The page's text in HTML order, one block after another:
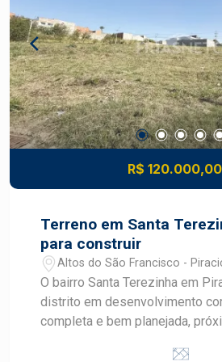
constante de comércio e
perspectiva de ganho patrimonial
proximidade de escolas,
transportes, serviços e lazer
Construa o imóvel dos seus
segurança e excelente
Construa seu futuro com quem
desenvolvimento do mercado
Piracicaba. Agende sua visita.
R$
Terreno em Santa
para construir
Altos do São Francisco -
O bairro Santa Terezinha em
distrito em desenvolvimento
completa e bem planejada,